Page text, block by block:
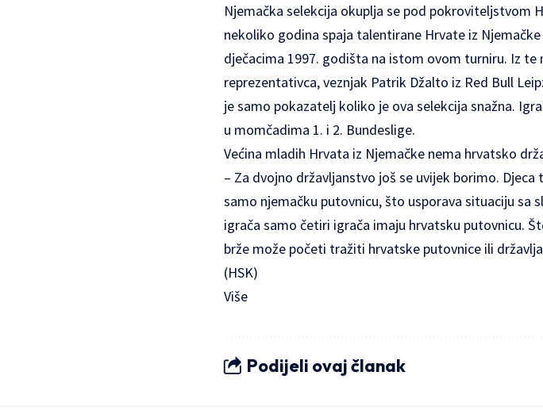
Njemačka selekcija okuplja se pod pokroviteljstvom
nekoliko godina spaja talentirane Hrvate iz
dječacima 1997. godišta na istom ovom turniru. Iz
reprezentativca, veznjak Patrik Džalto iz Red Bull
je samo pokazatelj koliko je ova selekcija snažna.
u momčadima 1. i 2. Bundeslige.
Većina mladih Hrvata iz Njemačke nema hrvatsko
– Za dvojno državljanstvo još se uvijek borimo.
samo njemačku putovnicu, što usporava situaciju sa
igrača samo četiri igrača imaju hrvatsku putovnicu.
brže može početi tražiti hrvatske putovnice ili
(HSK)
Više
Podijeli ovaj članak